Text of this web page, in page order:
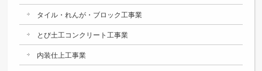
タイル・れんが・ブロック工事業
とび土工コンクリート工事業
内装仕上工事業